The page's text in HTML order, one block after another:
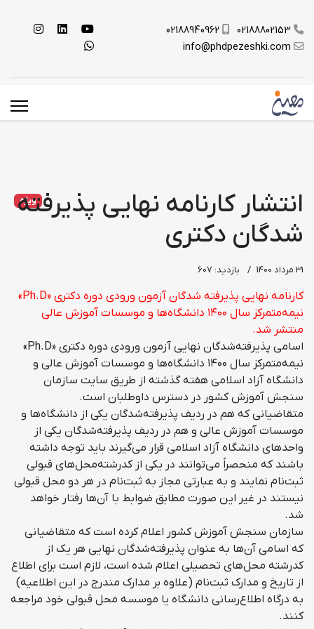
02188802153
02188940962
info@phdpezeshki.com
ویژه
انتشار کارنامه نهایی پذیرفته
شدگان دکتری
31 مرداد 1400 بازدید: 607
کارنامه نهایی پذیرفته شدگان آزمون ورودی دوره دکتری «Ph.D»
نیمه‌متمرکز سال ۱۴۰۰ دانشگاه‌ها و موسسات آموزش عالی
منتشر شد.
اسامی پذیرفته‌شدگان نهایی آزمون ورودی دوره دکتری «Ph.D»
نیمه‌متمرکز سال ۱۴۰۰ دانشگاه‌ها و موسسات آموزش عالی و
دانشگاه آزاد اسلامی هفته گذشته از طریق سایت سازمان
سنجش آموزش کشور در دسترس داوطلبان است.
متقاضیانی که هم در ردیف پذیرفته‌شدگان یکی از دانشگاه‌ها و
موسسات آموزش عالی و هم در ردیف پذیرفته‌شدگان یکی از
واحد‌های دانشگاه آزاد اسلامی قرار می‌گیرند باید توجه داشته
باشند که منحصراً می‌توانند در یکی از کدرشته‌محل‌های قبولی
ثبت‌نام نمایند و به عبارتی مجاز به ثبت‌نام در هر دو محل قبولی
نیستند در غیر این صورت مطابق ضوابط با آن‌ها رفتار خواهد
شد.
سازمان سنجش آموزش کشور اعلام کرده است که متقاضیانی
که اسامی آن‌ها به عنوان پذیرفته‌شدگان نهایی هر یک از
کدرشته محل‌های تحصیلی اعلام شده است، لازم است برای اطلاع
از تاریخ و مدارک ثبت‌نام (علاوه بر مدارک مندرج در این اطلاعیه)
به درگاه اطلاع‌رسانی دانشگاه یا موسسه محل قبولی خود مراجعه
کنند.